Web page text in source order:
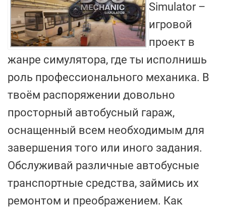
Simulator –
игровой
проект в
жанре симулятора, где ты исполнишь
роль профессионального механика. В
твоём распоряжении довольно
просторный автобусный гараж,
оснащенный всем необходимым для
завершения того или иного задания.
Обслуживай различные автобусные
транспортные средства, займись их
ремонтом и преображением. Как